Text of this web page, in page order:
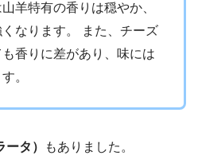
羊特有の香りは穏やか、
なります。 また、チーズ
香りに差があり、味には
。
タ） もありました。